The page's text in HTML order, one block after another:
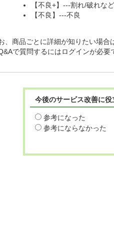
【不良+】---割れ/破れな
【不良】---不良
、商品ごとに詳細が知りたい場合
Q&Aで質問するにはログインが必要
今後のサービス改善に
参考になった
参考にならなかった